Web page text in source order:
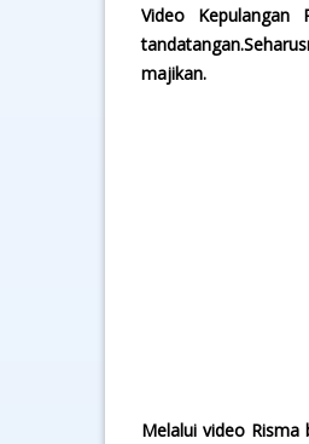
Video
majikan.
Melalui video Risma